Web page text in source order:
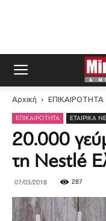
Αρχική ΕΠΙΚΑΙΡΟΤΗΤΑ
ΕΠΙΚΑΙΡΟΤΗΤΑ ΕΤΑΙΡΙΚΆ
20.000
τη Nestlé
07/03/2018 287